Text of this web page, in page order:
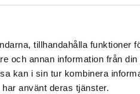
tillhandahålla funktioner
och annan information från din
kan i sin tur kombinera
använt deras tjänster.
Urban Classics Basic Tee
1m
150 kr 875
Studio
Pedalboard Tape
cm